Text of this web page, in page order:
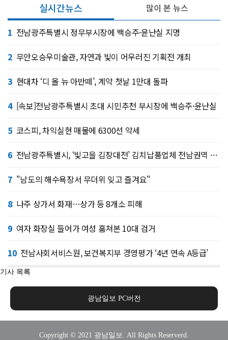
실시간뉴스
1 전남광주특별시 정무부시장에 백승주·윤난실 지명
2 무안오승우미술관, 자연과 빛이 어우러진 기획전 개최
3 현대차 ‘디 올 뉴 아반떼’, 계약 첫날 1만대 돌파
4 [속보]전남광주특별시 초대 시민추천 부시장에 백승주·윤난실
5 코스피, 차익실현 매물에 6300선 약세
6 전남광주특별시, ‘빛고을 김장대전’ 김치납품업체 전남권역 확대
7 "남도의 해수욕장서 무더위 잊고 즐겨요"
8 나주 상가서 화재…상가 등 8개소 피해
9 여자 화장실 들어가 여성 훔쳐본 10대 검거
10 전남사회서비스원, 보건복지부 경영평가 ‘4년 연속 A등급’
많이 본 뉴스
기사 목록
광남일보 PC버전
Copyright © 2021 광남일보. All Rights Reserverd.